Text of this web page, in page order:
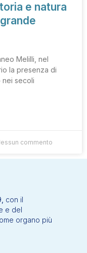
e natura
Melilli, nel
la presenza di
nei secoli
commento
con il
e del
organo più